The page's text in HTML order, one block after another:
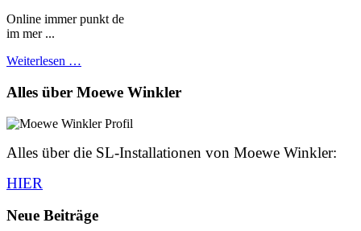
Online immer punkt de
im mer ...
Weiterlesen …
Alles über Moewe Winkler
Alles über die SL-Installationen von Moewe Winkler:
HIER
Neue Beiträge